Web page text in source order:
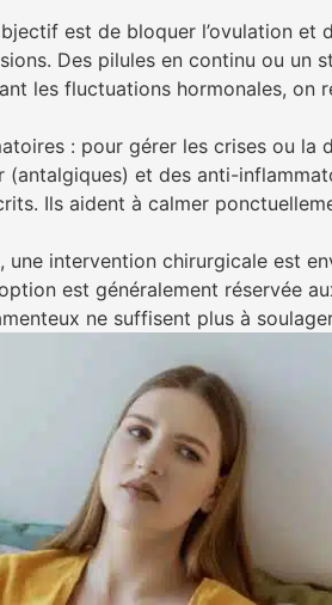
est de bloquer l’ovulation et
Des pilules en continu ou un
les fluctuations hormonales, on
: pour gérer les crises ou la
et des anti-
Ils aident à calmer
une intervention chirurgicale est
est généralement réservée
ne suffisent plus à